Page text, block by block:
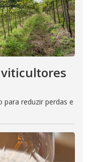
viticultores
para reduzir perdas e